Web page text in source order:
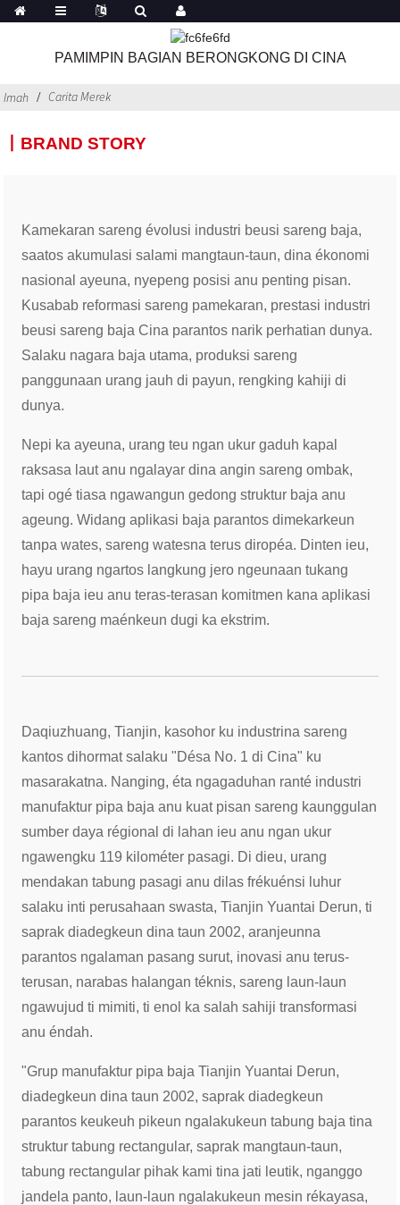
PAMIMPIN BAGIAN BERONGKONG DI CINA
Imah Carita Merek
丨BRAND STORY
Kamekaran sareng évolusi industri beusi sareng baja,
saatos akumulasi salami mangtaun-taun, dina ékonomi
nasional ayeuna, nyepeng posisi anu penting pisan.
Kusabab reformasi sareng pamekaran, prestasi industri
beusi sareng baja Cina parantos narik perhatian dunya.
Salaku nagara baja utama, produksi sareng
panggunaan urang jauh di payun, rengking kahiji di
dunya.
Nepi ka ayeuna, urang teu ngan ukur gaduh kapal
raksasa laut anu ngalayar dina angin sareng ombak,
tapi ogé tiasa ngawangun gedong struktur baja anu
ageung. Widang aplikasi baja parantos dimekarkeun
tanpa wates, sareng watesna terus diropéa. Dinten ieu,
hayu urang ngartos langkung jero ngeunaan tukang
pipa baja ieu anu teras-terasan komitmen kana aplikasi
baja sareng maénkeun dugi ka ekstrim.
Daqiuzhuang, Tianjin, kasohor ku industrina sareng
kantos dihormat salaku "Désa No. 1 di Cina" ku
masarakatna. Nanging, éta ngagaduhan ranté industri
manufaktur pipa baja anu kuat pisan sareng kaunggulan
sumber daya régional di lahan ieu anu ngan ukur
ngawengku 119 kilométer pasagi. Di dieu, urang
mendakan tabung pasagi anu dilas frékuénsi luhur
salaku inti perusahaan swasta, Tianjin Yuantai Derun, ti
saprak diadegkeun dina taun 2002, aranjeunna
parantos ngalaman pasang surut, inovasi anu terus-
terusan, narabas halangan téknis, sareng laun-laun
ngawujud ti mimiti, ti enol ka salah sahiji transformasi
anu éndah.
"Grup manufaktur pipa baja Tianjin Yuantai Derun,
diadegkeun dina taun 2002, saprak diadegkeun
parantos keukeuh pikeun ngalakukeun tabung baja tina
struktur tabung rectangular, saprak mangtaun-taun,
tabung rectangular pihak kami tina jati leutik, nganggo
jandela panto, laun-laun ngalakukeun mesin rékayasa,